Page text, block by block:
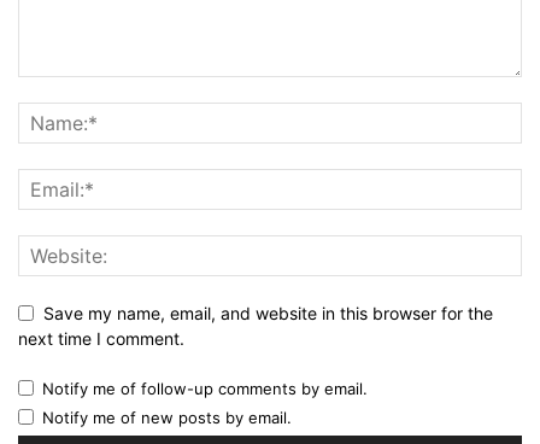
Save my name, email, and website in this browser for the
next time I comment.
Notify me of follow-up comments by email.
Notify me of new posts by email.